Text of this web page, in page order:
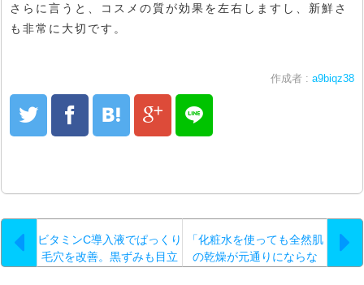
さらに言うと、コスメの質が効果を左右しますし、新鮮さ
も非常に大切です。
作成者 : a9biqz38
ビタミンC導入液でぱっくり
毛穴を改善。黒ずみも目立
「化粧水を使っても全然肌
の乾燥が元通りにならな